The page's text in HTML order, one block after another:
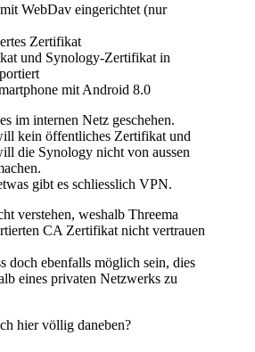
WebDav eingerichtet (nur
Zertifikat
und Synology-Zertifikat in
mit Android 8.0
im internen Netz geschehen.
kein öffentliches Zertifikat und
die Synology nicht von aussen
gibt es schliesslich VPN.
verstehen, weshalb Threema
CA Zertifikat nicht vertrauen
doch ebenfalls möglich sein, dies
eines privaten Netzwerks zu
hier völlig daneben?